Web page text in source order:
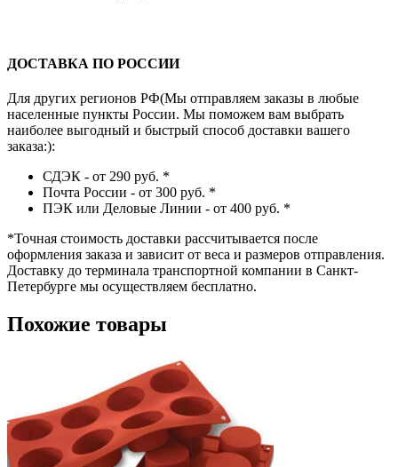
ДОСТАВКА ПО РОССИИ
Для других регионов РФ(Мы отправляем заказы в любые
населенные пункты России. Мы поможем вам выбрать
наиболее выгодный и быстрый способ доставки вашего
заказа:):
СДЭК - от 290 руб. *
Почта России - от 300 руб. *
ПЭК или Деловые Линии - от 400 руб. *
*Точная стоимость доставки рассчитывается после
оформления заказа и зависит от веса и размеров отправления.
Доставку до терминала транспортной компании в Санкт-
Петербурге мы осуществляем бесплатно.
Похожие товары